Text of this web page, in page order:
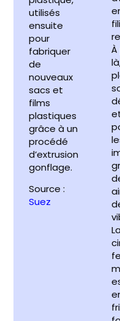
utilisés
ensuite
pour
fabriquer
de
nouveaux
sacs et
films
plastiques
grâce à un
procédé
d’extrusion
gonflage.
Source :
Suez